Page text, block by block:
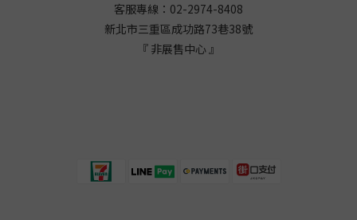
客服專線：02-2974-8408
新北市三重區成功路73巷38號
『 非展售中心 』